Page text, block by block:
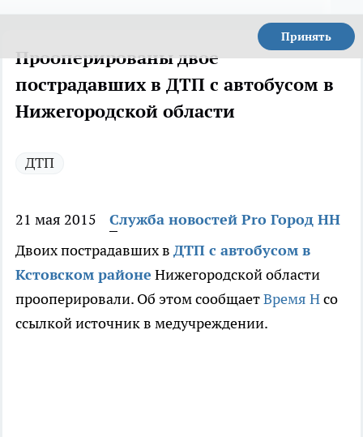
Принять
Прооперированы двое
пострадавших в ДТП с автобусом в
Нижегородской области
ДТП
21 мая 2015
Служба новостей Pro Город НН
Двоих пострадавших в ДТП с автобусом в
Кстовском районе Нижегородской области
прооперировали. Об этом сообщаетВремя Нсо
ссылкой источник в медучреждении.